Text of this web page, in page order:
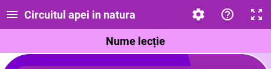
Circuitul apei in natura
Nume lecție